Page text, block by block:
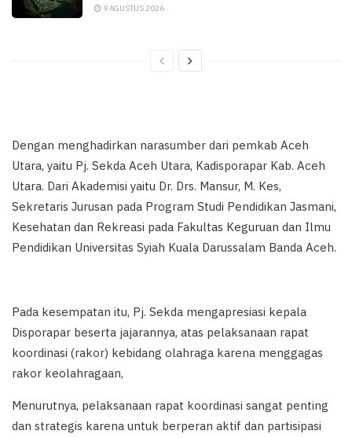
9 AGUSTUS 2026
Dengan menghadirkan narasumber dari pemkab Aceh
Utara, yaitu Pj. Sekda Aceh Utara, Kadisporapar Kab. Aceh
Utara. Dari Akademisi yaitu Dr. Drs. Mansur, M. Kes,
Sekretaris Jurusan pada Program Studi Pendidikan Jasmani,
Kesehatan dan Rekreasi pada Fakultas Keguruan dan Ilmu
Pendidikan Universitas Syiah Kuala Darussalam Banda Aceh.
Pada kesempatan itu, Pj. Sekda mengapresiasi kepala
Disporapar beserta jajarannya, atas pelaksanaan rapat
koordinasi (rakor) kebidang olahraga karena menggagas
rakor keolahragaan,
Menurutnya, pelaksanaan rapat koordinasi sangat penting
dan strategis karena untuk berperan aktif dan partisipasi